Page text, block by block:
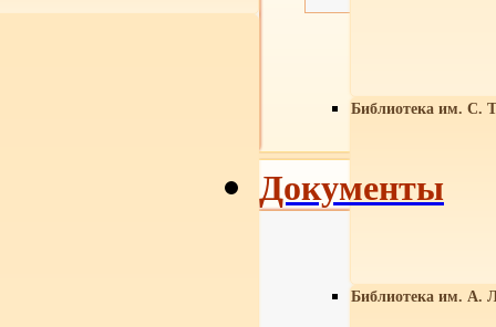
Библиотека им. С.
Библиотека им. А.
Документы